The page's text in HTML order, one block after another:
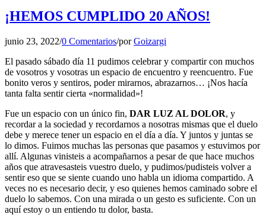
¡HEMOS CUMPLIDO 20 AÑOS!
junio 23, 2022/0 Comentarios/porGoizargi
El pasado sábado día 11 pudimos celebrar y compartir con muchos
de vosotros y vosotras un espacio de encuentro y reencuentro. Fue
bonito veros y sentiros, poder mirarnos, abrazarnos… ¡Nos hacía
tanta falta sentir cierta «normalidad»!
Fue un espacio con un único fin, DAR LUZ AL DOLOR, y
recordar a la sociedad y recordarnos a nosotras mismas que el duelo
debe y merece tener un espacio en el día a día. Y juntos y juntas se
lo dimos. Fuimos muchas las personas que pasamos y estuvimos por
allí. Algunas vinisteis a acompañarnos a pesar de que hace muchos
años que atravesasteis vuestro duelo, y pudimos/pudisteis volver a
sentir eso que se siente cuando uno habla un idioma compartido. A
veces no es necesario decir, y eso quienes hemos caminado sobre el
duelo lo sabemos. Con una mirada o un gesto es suficiente. Con un
aquí estoy o un entiendo tu dolor, basta.